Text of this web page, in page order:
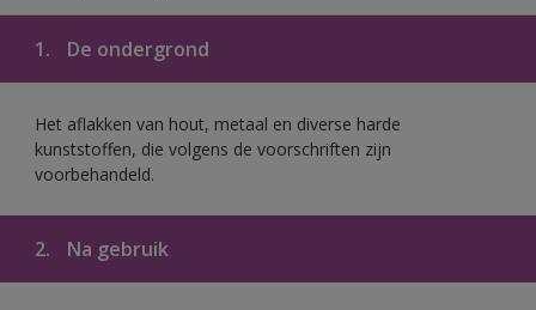
1. De ondergrond
Het aflakken van hout, metaal en diverse harde
kunststoffen, die volgens de voorschriften zijn
voorbehandeld.
2. Na gebruik